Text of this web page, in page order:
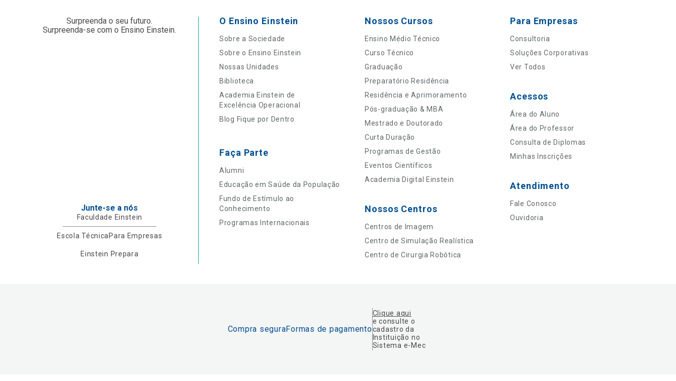
Surpreenda o seu futuro.
Surpreenda-se com o Ensino Einstein.
Junte-se a nós
Faculdade Einstein
Escola Técnica Para Empresas
Einstein Prepara
O Ensino Einstein
Sobre a Sociedade
Sobre o Ensino Einstein
Nossas Unidades
Biblioteca
Academia Einstein de
Excelência Operacional
Blog Fique por Dentro
Faça Parte
Alumni
Educação em Saúde da População
Fundo de Estímulo ao
Conhecimento
Programas Internacionais
Nossos Cursos
Ensino Médio Técnico
Curso Técnico
Graduação
Preparatório Residência
Residência e Aprimoramento
Pós-graduação & MBA
Mestrado e Doutorado
Curta Duração
Programas de Gestão
Eventos Científicos
Academia Digital Einstein
Nossos Centros
Centros de Imagem
Centro de Simulação Realística
Centro de Cirurgia Robótica
Para Empresas
Consultoria
Soluções Corporativas
Ver Todos
Acessos
Área do Aluno
Área do Professor
Consulta de Diplomas
Minhas Inscrições
Atendimento
Fale Conosco
Ouvidoria
Compra seguraFormas de pagamento
Clique aqui
e consulte o
cadastro da
Instituição no
Sistema e-Mec